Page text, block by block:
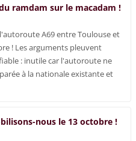
ramdam sur le macadam !
A69 entre Toulouse et
! Les arguments pleuvent
: inutile car l'autoroute ne
à la nationale existante et
nous le 13 octobre !